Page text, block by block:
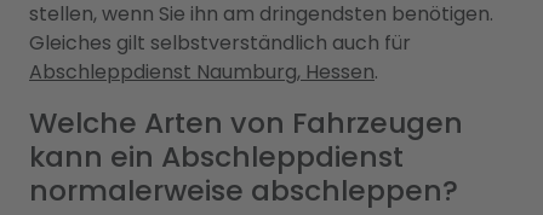
stellen, wenn Sie ihn am dringendsten benötigen.
Gleiches gilt selbstverständlich auch für
Abschleppdienst Naumburg, Hessen.
Welche Arten von Fahrzeugen
kann ein Abschleppdienst
normalerweise abschleppen?